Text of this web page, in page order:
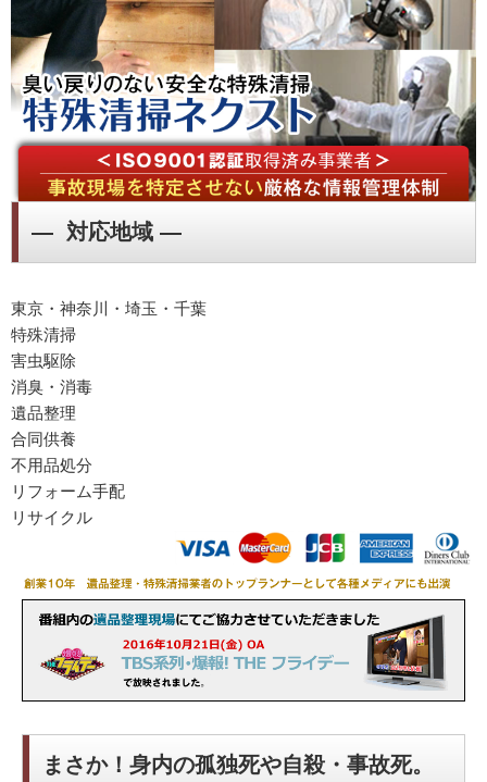
― 対応地域 ―
東京・神奈川・埼玉・千葉
特殊清掃
害虫駆除
消臭・消毒
遺品整理
合同供養
不用品処分
リフォーム手配
リサイクル
まさか！身内の孤独死や自殺・事故死。